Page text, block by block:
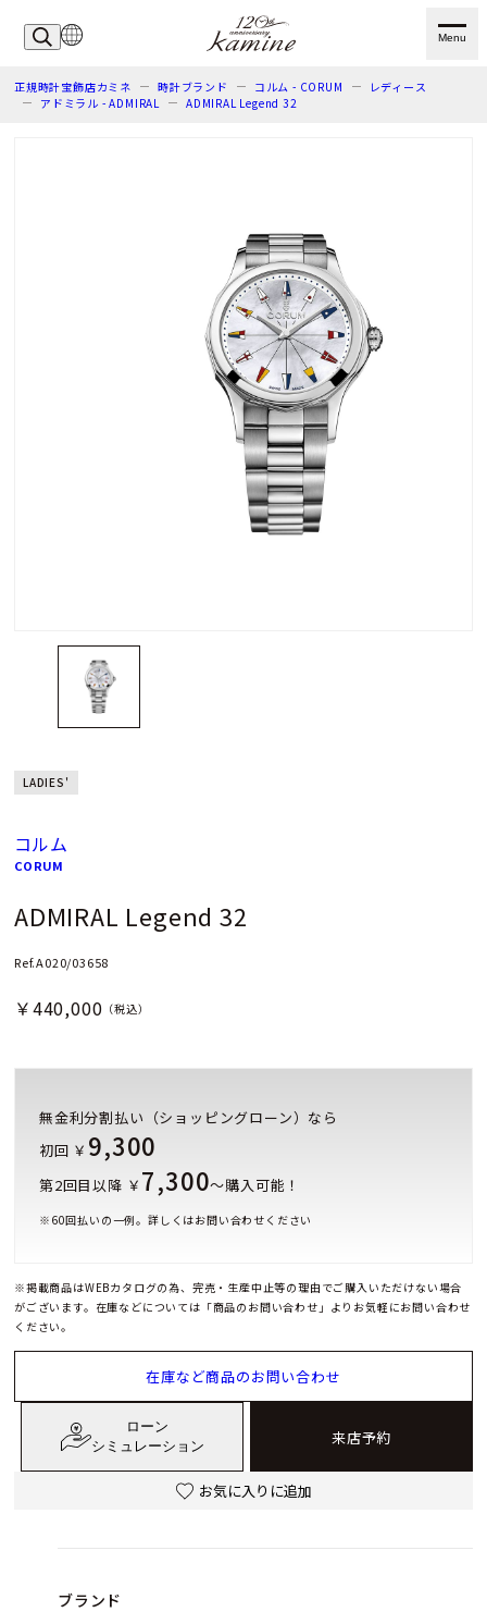
Menu
正規時計宝飾店カミネ 時計ブランド コルム - CORUM
レディース
アドミラル - ADMIRAL
ADMIRAL Legend 32
LADIES'
コルム
CORUM
ADMIRAL Legend 32
Ref.A020/03658
￥440,000 （税込）
無金利分割払い（ショッピングローン）なら
初回 ￥ 9,300
第2回目以降 ￥ 7,300～購入可能！
※ 60回払いの一例。詳しくはお問い合わせください
※掲載商品はWEBカタログの為、完売・生産中止等の理由でご購入いただけない場合
がございます。在庫などについては「商品のお問い合わせ」よりお気軽にお問い合わせ
ください。
在庫など商品のお問い合わせ
ローン
シミュレーション
来店予約
お気に入りに追加
ブランド